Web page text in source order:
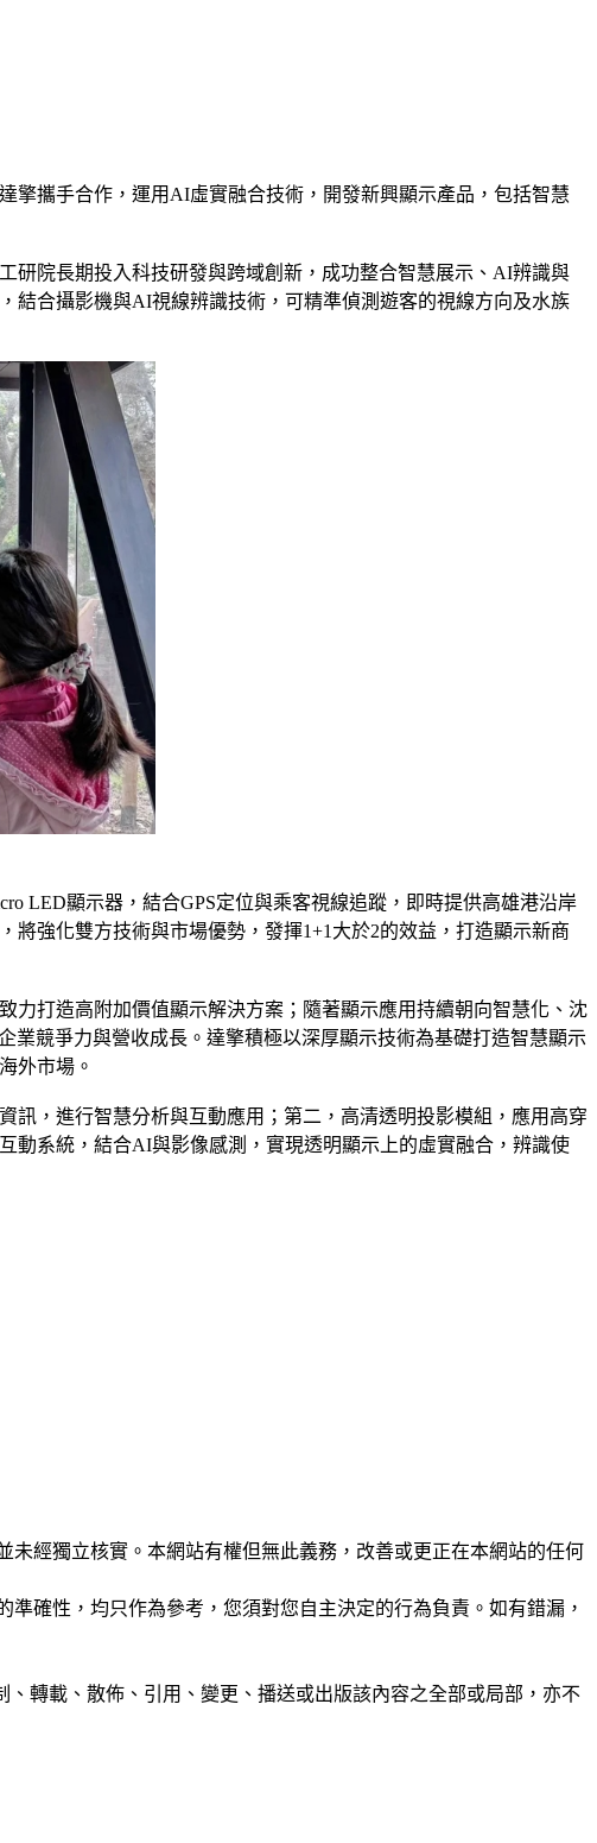
擎攜手合作，運用AI虛實融合技術，開發新興顯示產品，包括智慧
研院長期投入科技研發與跨域創新，成功整合智慧展示、AI辨識與
結合攝影機與AI視線辨識技術，可精準偵測遊客的視線方向及水族
LED顯示器，結合GPS定位與乘客視線追蹤，即時提供高雄港沿岸
強化雙方技術與市場優勢，發揮1+1大於2的效益，打造顯示新商
力打造高附加價值顯示解決方案；隨著顯示應用持續朝向智慧化、沈
競爭力與營收成長。達擎積極以深厚顯示技術為基礎打造智慧顯示
外市場。
，進行智慧分析與互動應用；第二，高清透明投影模組，應用高穿
動系統，結合AI與影像感測，實現透明顯示上的虛實融合，辨識使
經獨立核實。本網站有權但無此義務，改善或更正在本網站的任何
確性，均只作為參考，您須對您自主決定的行為負責。如有錯漏，
、轉載、散佈、引用、變更、播送或出版該內容之全部或局部，亦不